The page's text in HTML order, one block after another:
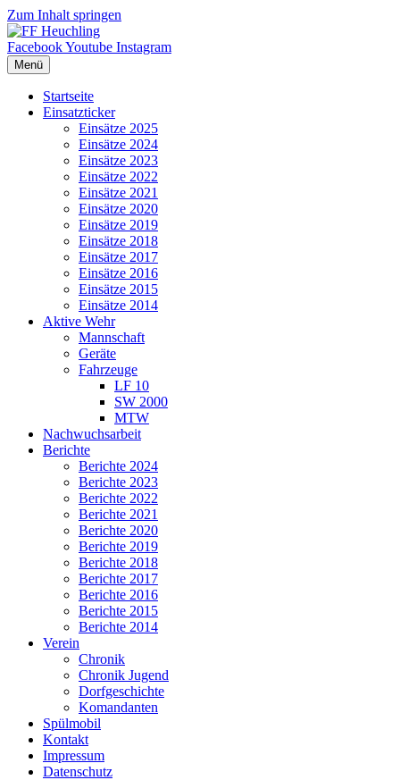
Zum Inhalt springen
FacebookYoutube Instagram
Menü
Startseite
Einsatzticker
Einsätze 2025
Einsätze 2024
Einsätze 2023
Einsätze 2022
Einsätze 2021
Einsätze 2020
Einsätze 2019
Einsätze 2018
Einsätze 2017
Einsätze 2016
Einsätze 2015
Einsätze 2014
Aktive Wehr
Mannschaft
Geräte
Fahrzeuge
LF 10
SW 2000
MTW
Nachwuchsarbeit
Berichte
Berichte 2024
Berichte 2023
Berichte 2022
Berichte 2021
Berichte 2020
Berichte 2019
Berichte 2018
Berichte 2017
Berichte 2016
Berichte 2015
Berichte 2014
Verein
Chronik
Chronik Jugend
Dorfgeschichte
Komandanten
Spülmobil
Kontakt
Impressum
Datenschutz